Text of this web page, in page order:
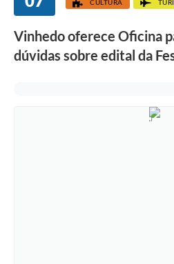
Transparência
Concursos e Processos Seletivos
CULTURA
Vinhedo oferece Oficina
dúvidas sobre edital da